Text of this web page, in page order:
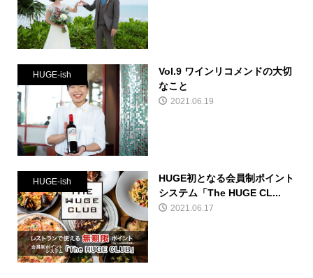
HUGE-ish
Vol.9 ワインリコメンドの大切
なこと
2021.06.19
HUGE-ish
HUGE初となる会員制ポイント
システム「The HUGE CL...
2021.06.17